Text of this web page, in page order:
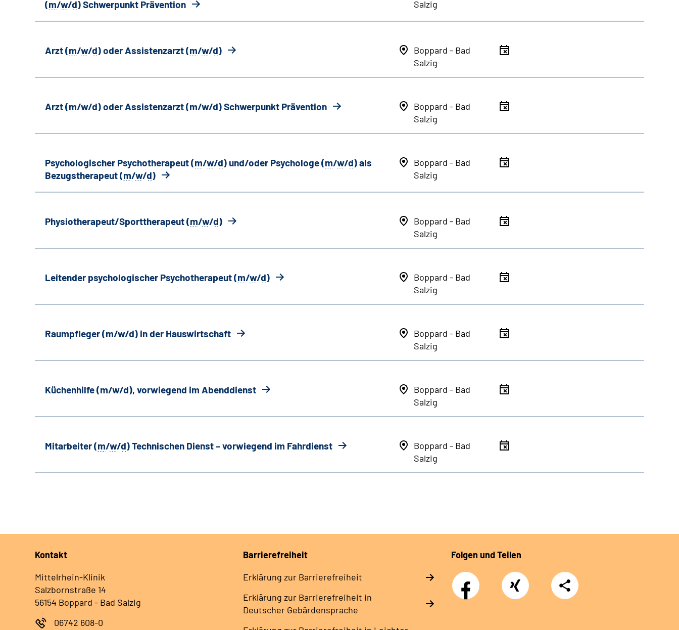
(m/w/d) Schwerpunkt Prävention
Salzig
Arzt (m/w/d) oder Assistenzarzt (m/w/d)
Boppard - Bad
Salzig
Arzt (m/w/d) oder Assistenzarzt (m/w/d) Schwerpunkt Prävention
Boppard - Bad
Salzig
Psychologischer Psychotherapeut (m/w/d) und/oder Psychologe (m/w/d) als
Bezugstherapeut (m/w/d)
Boppard - Bad
Salzig
Physiotherapeut/Sporttherapeut (m/w/d)
Boppard - Bad
Salzig
Leitender psychologischer Psychotherapeut (m/w/d)
Boppard - Bad
Salzig
Raumpfleger (m/w/d) in der Hauswirtschaft
Boppard - Bad
Salzig
Küchenhilfe (m/w/d), vorwiegend im Abenddienst
Boppard - Bad
Salzig
Mitarbeiter (m/w/d) Technischen Dienst – vorwiegend im Fahrdienst
Boppard - Bad
Salzig
Kontakt
Mittelrhein-Klinik
Salzbornstraße 14
56154 Boppard - Bad Salzig
06742 608-0
Barrierefreiheit
Erklärung zur Barrierefreiheit
Erklärung zur Barrierefreiheit in
Deutscher Gebärdensprache
Folgen und Teilen
Facebook Xing
Teilen